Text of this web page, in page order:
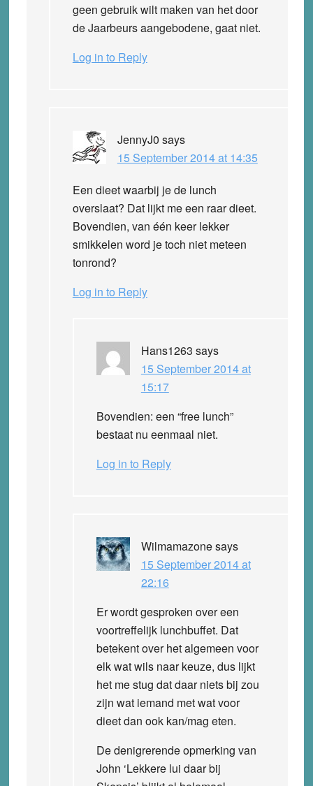
geen gebruik wilt maken van het door
de Jaarbeurs aangebodene, gaat niet.
Log in to Reply
JennyJ0 says
15 September 2014 at 14:35
Een dieet waarbij je de lunch
overslaat? Dat lijkt me een raar dieet.
Bovendien, van één keer lekker
smikkelen word je toch niet meteen
tonrond?
Log in to Reply
Hans1263 says
15 September 2014 at
15:17
Bovendien: een “free lunch”
bestaat nu eenmaal niet.
Log in to Reply
Wilmamazonesays
15 September 2014 at
22:16
Er wordt gesproken over een
voortreffelijk lunchbuffet. Dat
betekent over het algemeen voor
elk wat wils naar keuze, dus lijkt
het me stug dat daar niets bij zou
zijn wat iemand met wat voor
dieet dan ook kan/mag eten.
De denigrerende opmerking van
John ‘Lekkere lui daar bij